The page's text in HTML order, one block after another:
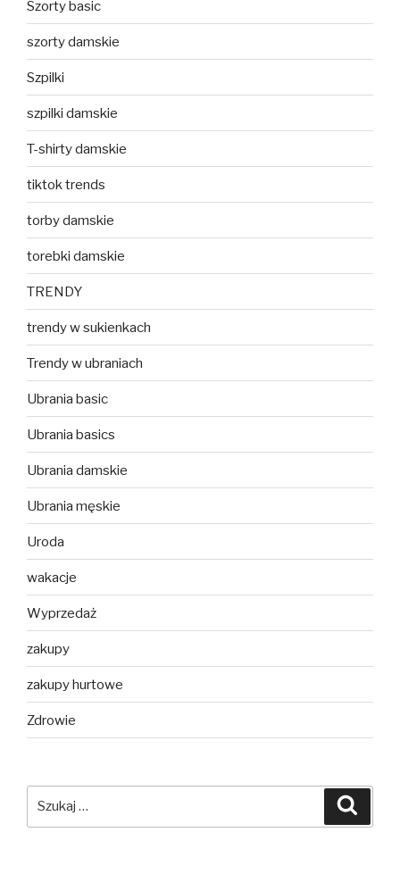
Szorty basic
szorty damskie
Szpilki
szpilki damskie
T-shirty damskie
tiktok trends
torby damskie
torebki damskie
TRENDY
trendy w sukienkach
Trendy w ubraniach
Ubrania basic
Ubrania basics
Ubrania damskie
Ubrania męskie
Uroda
wakacje
Wyprzedaż
zakupy
zakupy hurtowe
Zdrowie